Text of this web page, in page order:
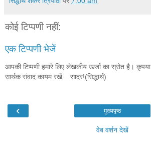
कोई टिप्पणी नहीं:
एक टिप्पणी भेजें
आपकी टिप्पणी हमारे लिए लेखकीय ऊर्जा का स्रोत है। कृपया
सार्थक संवाद कायम रखें... सादर!(सिद्धार्थ)
‹ मुख्यपृष्ठ
वेब वर्शन देखें